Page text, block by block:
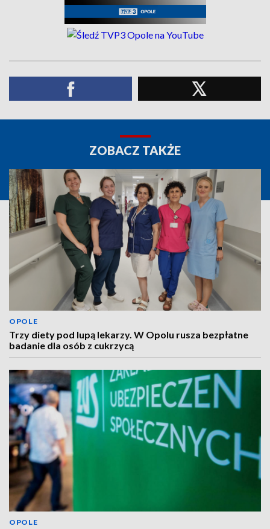
ZOBACZ TAKŻE
OPOLE
Trzy diety pod lupą lekarzy. W Opolu rusza bezpłatne
badanie dla osób z cukrzycą
OPOLE